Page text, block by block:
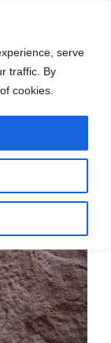
serve
traffic. By
cookies.
नक्काशियां